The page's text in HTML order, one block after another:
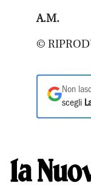
A.M.
©
Non
scegli